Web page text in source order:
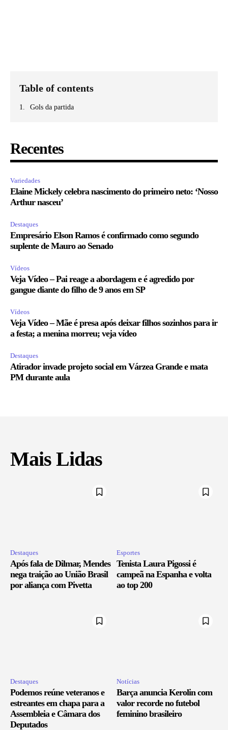
Table of contents
Gols da partida
Recentes
Variedades
Elaine Mickely celebra nascimento do primeiro neto: ‘Nosso
Arthur nasceu’
Destaques
Empresário Elson Ramos é confirmado como segundo
suplente de Mauro ao Senado
Vídeos
Veja Vídeo – Pai reage a abordagem e é agredido por
gangue diante do filho de 9 anos em SP
Vídeos
Veja Vídeo – Mãe é presa após deixar filhos sozinhos para ir
a festa; a menina morreu; veja vídeo
Destaques
Atirador invade projeto social em Várzea Grande e mata
PM durante aula
Mais Lidas
Destaques
Após fala de Dilmar, Mendes
nega traição ao União Brasil
por aliança com Pivetta
Esportes
Tenista Laura Pigossi é
campeã na Espanha e volta
ao top 200
Destaques
Podemos reúne veteranos e
estreantes em chapa para a
Assembleia e Câmara dos
Deputados
Notícias
Barça anuncia Kerolin com
valor recorde no futebol
feminino brasileiro